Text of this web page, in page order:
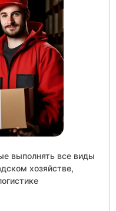
выполнять все виды
хозяйстве,